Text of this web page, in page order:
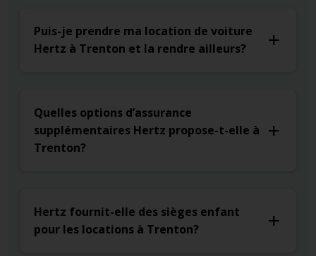
Puis-je prendre ma location de voiture
Hertz à Trenton et la rendre ailleurs?
Quelles options d’assurance
supplémentaires Hertz propose-t-elle à
Trenton?
Hertz fournit-elle des sièges enfant
pour les locations à Trenton?